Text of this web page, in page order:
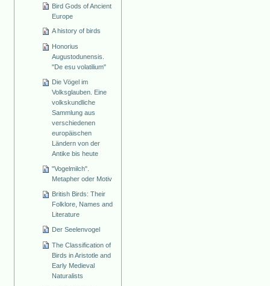
Bird Gods of Ancient
Europe
A history of birds
Honorius
Augustodunensis.
"De esu volatilium"
Die Vögel im
Volksglauben. Eine
volkskundliche
Sammlung aus
verschiedenen
europäischen
Ländern von der
Antike bis heute
"Vogelmilch".
Metapher oder Motiv
British Birds: Their
Folklore, Names and
Literature
Der Seelenvogel
The Classification of
Birds in Aristotle and
Early Medieval
Naturalists